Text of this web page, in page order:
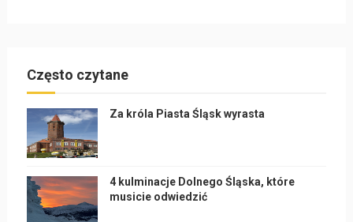
Często czytane
Za króla Piasta Śląsk wyrasta
4 kulminacje Dolnego Śląska, które
musicie odwiedzić